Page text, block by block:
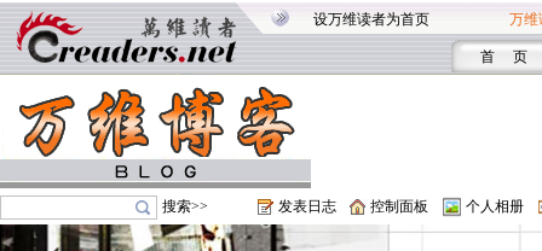
设万维读者为首页 万维
首 页
搜索>> 发表日志 控制面板 个人相册